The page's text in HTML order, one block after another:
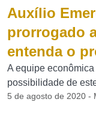
Auxílio
prorrogado
entenda o
A equipe
possibilidade de
5 de agosto de 2020 -